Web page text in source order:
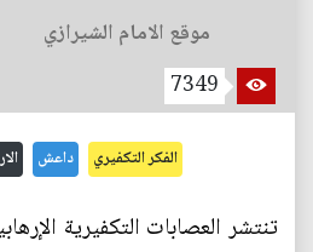
موقع الامام الشيرازي
7349
الفكر التكفيري داعش
تنتشر العصابات التكفيرية